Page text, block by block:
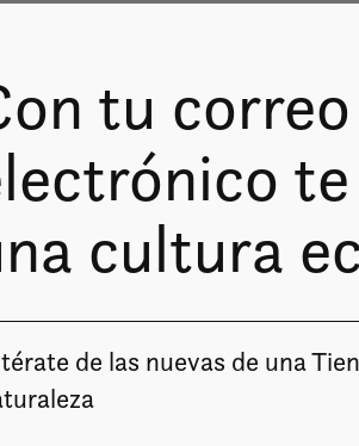
tu correo
cultura
de las nuevas de una